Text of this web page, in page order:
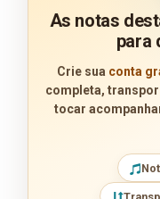
As notas
para
Crie sua conta
completa,
tocar